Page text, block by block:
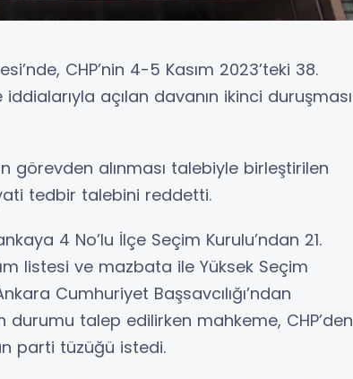
CHP’nin 4-5 Kasım 2023’teki 38.
açılan davanın ikinci duruşması
görevden alınması talebiyle birleştirilen
tedbir talebini reddetti.
4 No’lu İlçe Seçim Kurulu’ndan 21.
listesi ve mazbata ile Yüksek Seçim
Cumhuriyet Başsavcılığı’ndan
talep edilirken mahkeme, CHP’den
parti tüzüğü istedi.